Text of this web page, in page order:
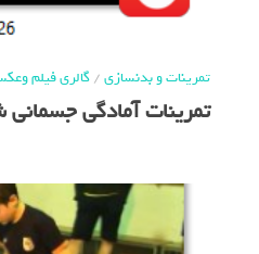
تمرینات و بدنسازی/گالری فیلم وعکس
تمرینات آمادگی جسمانی